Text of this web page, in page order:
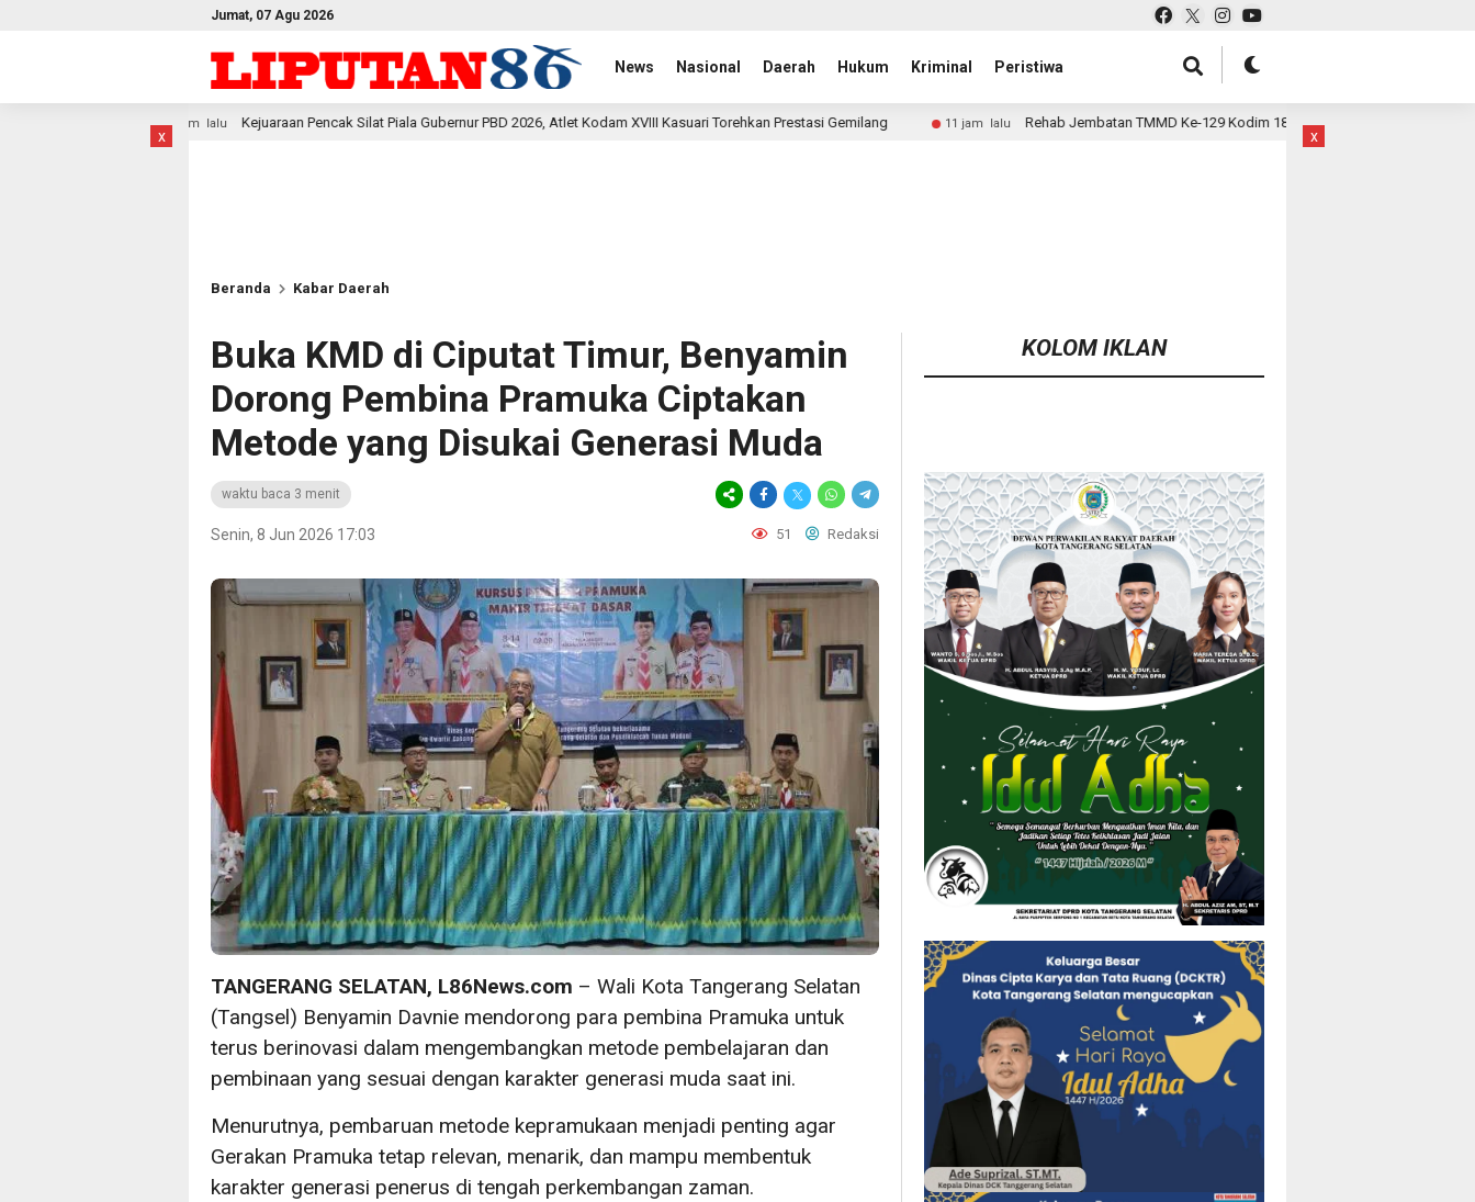
Jumat, 07 Agu 2026
News Nasional Daerah Hukum Kriminal Peristiwa
x
Kejuaraan Pencak Silat Piala Gubernur PBD 2026, Atlet Kodam XVIII Kasuari Torehkan Prestasi Gemilang 11 jam lalu Rehab Jembatan TMMD Ke-129 Kodim 1807/Sorsel Hampir Rampung, Perkuat Akses dan
Beranda Kabar Daerah
Buka KMD di Ciputat Timur, Benyamin
Dorong Pembina Pramuka Ciptakan
Metode yang Disukai Generasi Muda
waktu baca 3 menit
Senin, 8 Jun 2026 17:03 51 Redaksi
TANGERANG SELATAN, L86News.com – Wali Kota Tangerang Selatan
(Tangsel) Benyamin Davnie mendorong para pembina Pramuka untuk
terus berinovasi dalam mengembangkan metode pembelajaran dan
pembinaan yang sesuai dengan karakter generasi muda saat ini.
Menurutnya, pembaruan metode kepramukaan menjadi penting agar
Gerakan Pramuka tetap relevan, menarik, dan mampu membentuk
karakter generasi penerus di tengah perkembangan zaman.
KOLOM IKLAN
x